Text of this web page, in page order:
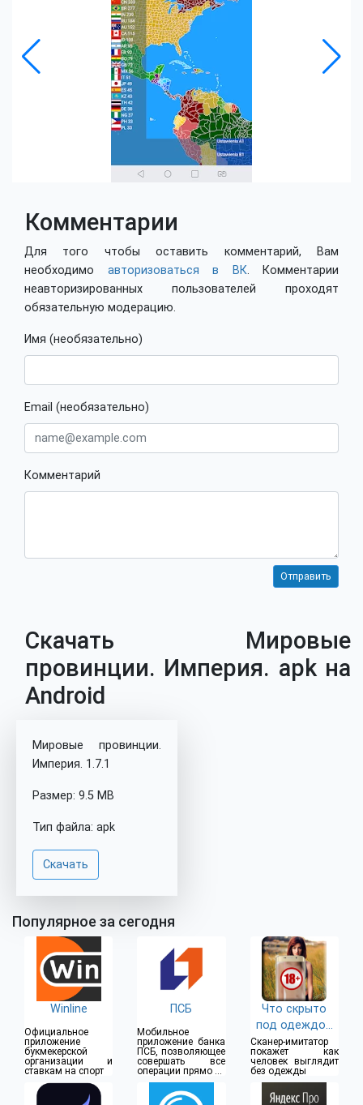
Комментарии
Для того чтобы оставить комментарий, Вам
необходимо авторизоваться в ВК. Комментарии
неавторизированных пользователей проходят
обязательную модерацию.
Имя (необязательно)
Email (необязательно)
Комментарий
Скачать Мировые
провинции. Империя. apk на
Android
Мировые провинции.
Империя. 1.7.1
Размер: 9.5 MB
Тип файла: apk
Скачать
Популярное за сегодня
Winline
Официальное
приложение
букмекерской
организации и
ставкам на спорт
ПСБ
Мобильное
приложение банка
ПСБ, позволяющее
совершать все
операции прямо из
дома
Что скрыто
под одеждой
(18+)
Сканер-имитатор
покажет как
человек выглядит
без одежды